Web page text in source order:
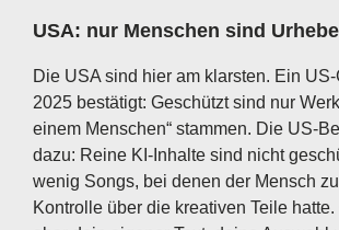
USA: nur Menschen sind
Die USA sind hier am klarsten. Ein
2025 bestätigt: Geschützt sind nur
einem Menschen“ stammen. Die US-
dazu: Reine KI-Inhalte sind nicht
wenig Songs, bei denen der Mensch
Kontrolle über die kreativen Teile hatte.